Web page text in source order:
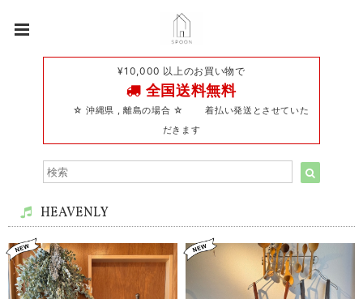
¥10,000 以上のお買い物で
全国送料無料
☆ 沖縄県 , 離島の場合 ☆ 着払い発送とさせていた
だきます
HEAVENLY